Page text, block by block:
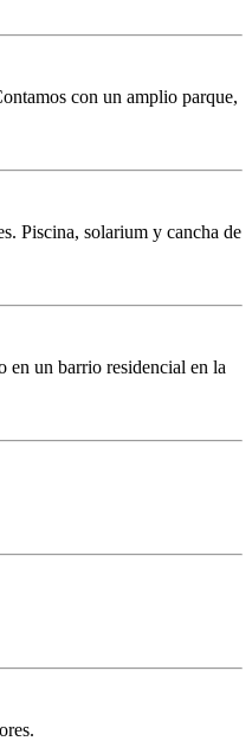
con un amplio parque,
Piscina, solarium y cancha de
en un barrio residencial en la